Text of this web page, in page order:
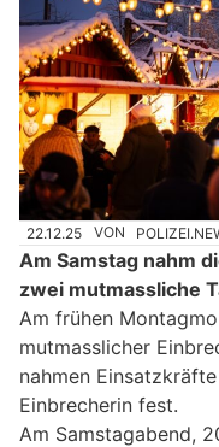
22.12.25 VON
Am Samstag nahm
zwei mutmassliche
Am frühen
mutmasslicher
nahmen
Einbrecherin fest.
Am Samstagabend,